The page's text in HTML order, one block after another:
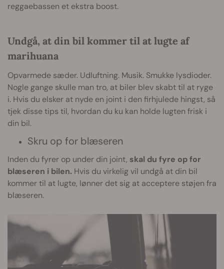
reggaebassen et ekstra boost.
Undgå, at din bil kommer til at lugte af
marihuana
Opvarmede sæder. Udluftning. Musik. Smukke lysdioder.
Nogle gange skulle man tro, at biler blev skabt til at ryge
i. Hvis du elsker at nyde en joint i den firhjulede hingst, så
tjek disse tips til, hvordan du ku kan holde lugten frisk i
din bil.
Skru op for blæseren
Inden du fyrer op under din joint, skal du fyre op for
blæseren i bilen. Hvis du virkelig vil undgå at din bil
kommer til at lugte, lønner det sig at acceptere støjen fra
blæseren.